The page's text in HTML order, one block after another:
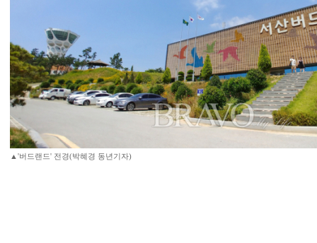
▲'버드랜드' 전경(박혜경 동년기자)